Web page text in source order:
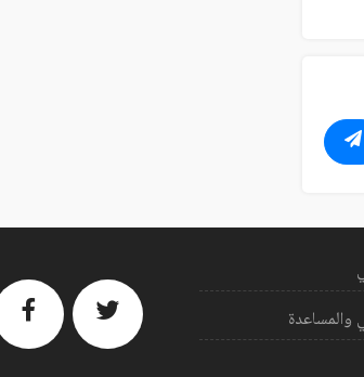
والمساعدة